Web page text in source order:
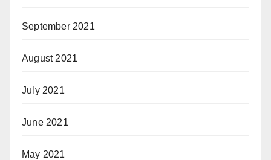
September 2021
August 2021
July 2021
June 2021
May 2021